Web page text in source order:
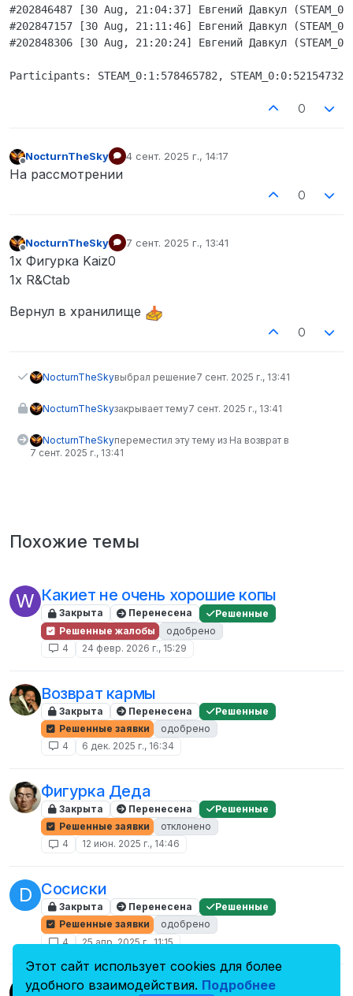
#202846487 [30 Aug, 21:04:37] Евгений Давкул
#202847157 [30 Aug, 21:11:46] Евгений Давкул
#202848306 [30 Aug, 21:20:24] Евгений Давкул
0
Не в сети
NocturnTheSky 4 сент. 2025 г., 14:17
отредактировано
На рассмотрении
0
Не в сети
NocturnTheSky 7 сент. 2025 г., 13:41
отредактировано
1х Фигурка Kaiz0
1x R&Ctab
Вернул в хранилище
0
NocturnTheSkyвыбрал решение7 сент. 2025 г., 13:41
NocturnTheSkyзакрывает тему7 сент. 2025 г., 13:41
NocturnTheSkyпереместил эту тему из На возврат в
7 сент. 2025 г., 13:41
Похожие темы
W Какиет не очень хорошие копы
Закрыта Перенесена
Решенные
Решенные жалобы
одобрено
4
24 февр. 2026 г., 15:29
Возврат кармы
Закрыта Перенесена
Решенные
Решенные заявки
одобрено
4
6 дек. 2025 г., 16:34
Фигурка Деда
Закрыта Перенесена
Решенные
Решенные заявки
отклонено
4
12 июн. 2025 г., 14:46
D Сосиски
Закрыта Перенесена
Решенные
Решенные заявки
одобрено
4
25 апр. 2025 г., 11:15
Максим Лавро устать терпеть... он
Этот сайт использует cookies для более
удобного взаимодействия. Подробнее